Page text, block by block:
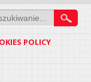
POLICY